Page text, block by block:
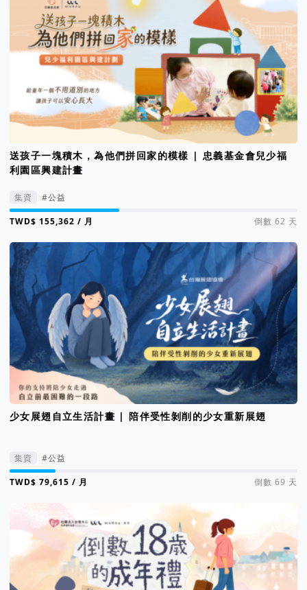
送孩子一塊積木，為他們拼回家的模樣 | 忠義基金會兒少福
利園區興建計畫
集資 #公益
集資進度 38%
/ 月 倒數 62 天
少女展翅自立生活計畫 | 陪伴受性剝削的少女重新展翅
集資 #公益
集資進度 16%
/ 月 倒數 69 天